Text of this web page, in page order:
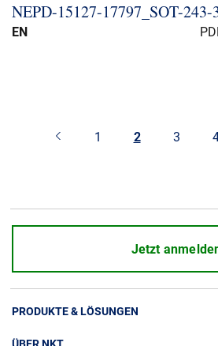
NEPD-​15127-​17797_​SOT-​
EN
1 2 3
Jetzt
PRODUKTE & LÖSUNGEN